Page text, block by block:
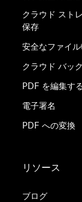
クラウド スト
保存
安全なファイ
クラウド バッ
PDF を編集す
電子署名
PDF への変換
リソース
ブログ